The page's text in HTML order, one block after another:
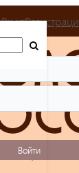
Вход
Войти